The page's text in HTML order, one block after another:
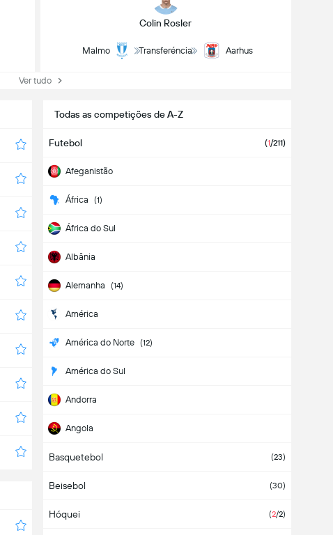
Colin Rosler
Malmo Transferéncia Aarhus
Ver tudo
Todas as competições de A-Z
Futebol (1/211)
Afeganistão
África (1)
África do Sul
Albânia
Alemanha (14)
América
América do Norte (12)
América do Sul
Andorra
Angola
Antígua e Barbuda
Arábia Saudita
Argélia
Basquetebol (23)
Beisebol (30)
Hóquei (2/2)